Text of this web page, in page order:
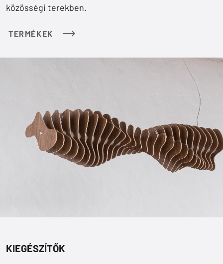
közösségi terekben.
TERMÉKEK
KIEGÉSZÍTŐK